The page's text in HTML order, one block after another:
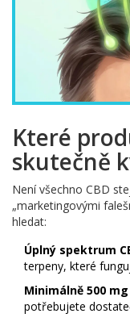
Které
skutečně
Není všechno CBD
„marketingovými
hledat:
Úplný spektrum
terpeny, které
Minimálně 500
potřebujete